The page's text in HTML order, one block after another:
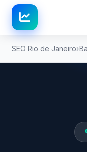
SEO Rio de Janeiro